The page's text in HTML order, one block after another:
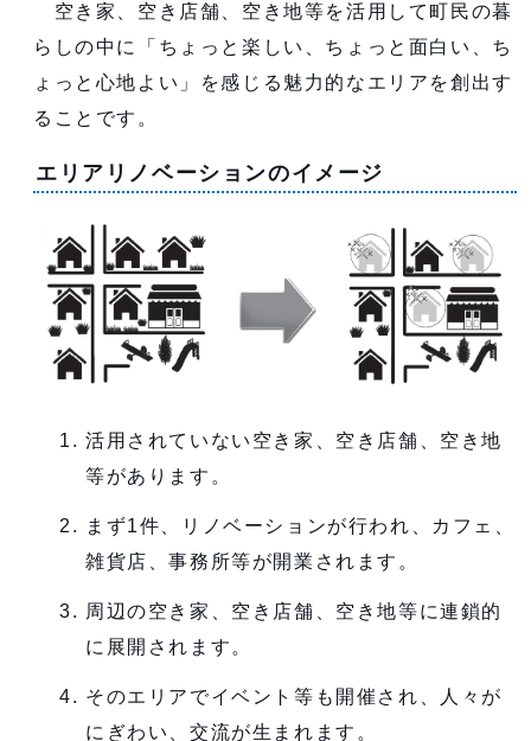
空き家、空き店舗、空き地等を活用して町民の暮
らしの中に「ちょっと楽しい、ちょっと面白い、ち
ょっと心地よい」を感じる魅力的なエリアを創出す
ることです。
エリアリノベーションのイメージ
活用されていない空き家、空き店舗、空き地
等があります。
まず1件、リノベーションが行われ、カフェ、
雑貨店、事務所等が開業されます。
周辺の空き家、空き店舗、空き地等に連鎖的
に展開されます。
そのエリアでイベント等も開催され、人々が
にぎわい、交流が生まれます。